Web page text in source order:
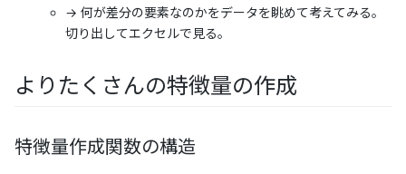
→ 何が差分の要素なのかをデータを眺めて考えてみる。
切り出してエクセルで見る。
よりたくさんの特徴量の作成
特徴量作成関数の構造